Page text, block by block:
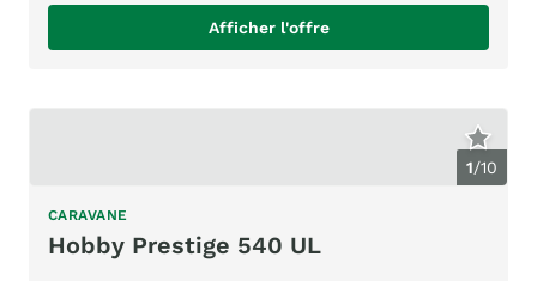
Afficher l'offre
1/10
CARAVANE
Hobby Prestige 540 UL